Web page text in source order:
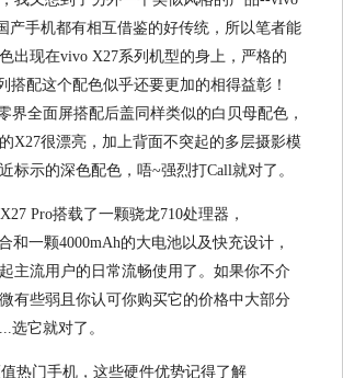
产手机都有相互借鉴的好传统，所以笔者能
出现在vivo X27系列机型的身上，严格的
搭配这个配色似乎还要更加的相得益彰！
界全面屏搭配后盖同样类似的白贝母配色，
X27很漂亮，加上背面不突起的多层摄影模
标示的深色配色，唔~强烈打Call就对了。
Pro搭载了一颗骁龙710处理器，
和一颗4000mAh的大电池以及快充设计，
主流用户的日常流畅使用了。如果你不介
有些弱且你认可你购买它的价格中大部分
选它就对了。